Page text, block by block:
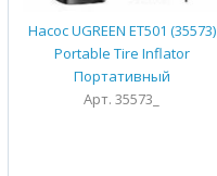
Насос UGREEN ET501 (35573)
Portable Tire Inflator
Портативный
Арт. 35573_